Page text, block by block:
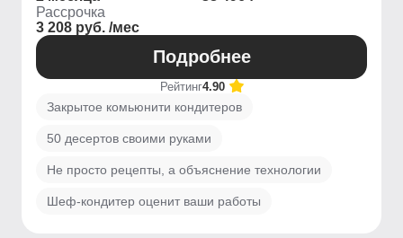
Рассрочка
3 208 руб. /мес
Подробнее
Рейтинг4.90
Закрытое комьюнити кондитеров
50 десертов своими руками
Не просто рецепты, а объяснение технологии
Шеф-кондитер оценит ваши работы